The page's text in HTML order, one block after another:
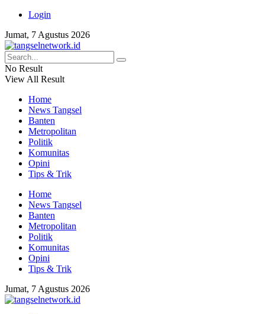
Login
Jumat, 7 Agustus 2026
No Result
View All Result
Home
News Tangsel
Banten
Metropolitan
Politik
Komunitas
Opini
Tips & Trik
Home
News Tangsel
Banten
Metropolitan
Politik
Komunitas
Opini
Tips & Trik
Jumat, 7 Agustus 2026